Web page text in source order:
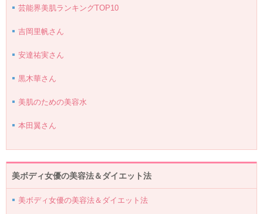
芸能界美肌ランキングTOP10
吉岡里帆さん
安達祐実さん
黒木華さん
美肌のための美容水
本田翼さん
美ボディ女優の美容法＆ダイエット法
美ボディ女優の美容法＆ダイエット法